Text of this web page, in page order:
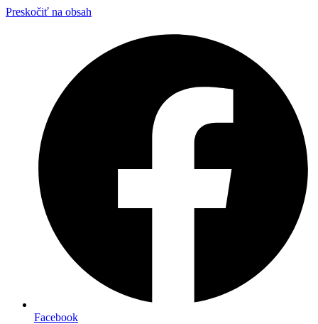
Preskočiť na obsah
Facebook